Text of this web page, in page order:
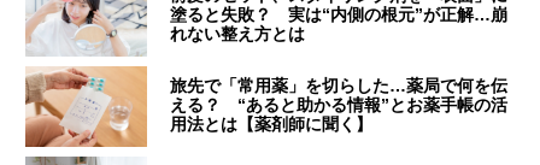
塗ると失敗？ 実は“内側の根元”が正解…崩
れない整え方とは
旅先で「常用薬」を切らした…薬局で何を伝
える？ “あると助かる情報”とお薬手帳の活
用法とは【薬剤師に聞く】